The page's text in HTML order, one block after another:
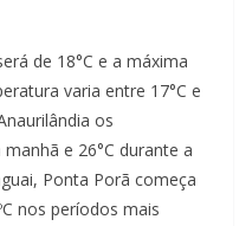
de 18°C e a máxima
varia entre 17°C e
os
e 26°C durante a
Ponta Porã começa
nos períodos mais